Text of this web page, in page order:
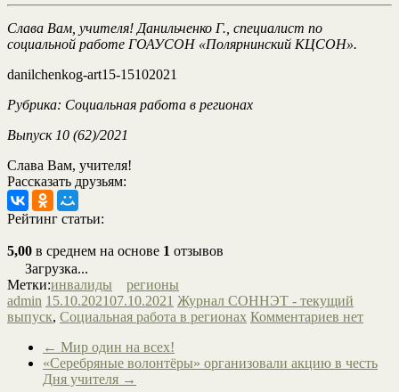
Слава Вам, учителя! Данильченко Г., специалист по
социальной работе ГОАУСОН «Полярнинский КЦСОН».
danilchenkog-art15-15102021
Рубрика: Социальная работа в регионах
Выпуск 10 (62)/2021
Слава Вам, учителя!
Рассказать друзьям:
Рейтинг статьи:
5,00 в среднем на основе 1 отзывов
Загрузка...
Метки:инвалиды
регионы
admin 15.10.202107.10.2021 Журнал СОННЭТ - текущий
выпуск, Социальная работа в регионах Комментариев нет
← Мир один на всех!
«Серебряные волонтёры» организовали акцию в честь
Дня учителя →